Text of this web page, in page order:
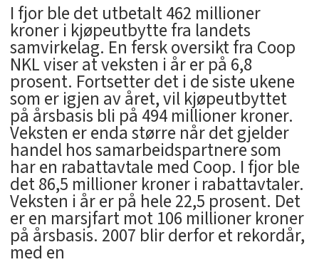
I fjor ble det utbetalt 462 millioner
kroner i kjøpeutbytte fra landets
samvirkelag. En fersk oversikt fra Coop
NKL viser at veksten i år er på 6,8
prosent. Fortsetter det i de siste ukene
som er igjen av året, vil kjøpeutbyttet
på årsbasis bli på 494 millioner kroner.
Veksten er enda større når det gjelder
handel hos samarbeidspartnere som
har en rabattavtale med Coop. I fjor ble
det 86,5 millioner kroner i rabattavtaler.
Veksten i år er på hele 22,5 prosent. Det
er en marsjfart mot 106 millioner kroner
på årsbasis. 2007 blir derfor et rekordår,
med en